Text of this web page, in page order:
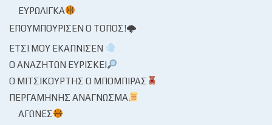
ΕΥΡΩΛΊΓΚΑ
ΕΠΟΥΜΠΟΎΡΙΣΕΝ Ο ΤΌΠΟΣ!🌩
ΈΤΣΙ ΜΟΥ ΕΚΆΠΝΙΣΕΝ
Ο ΑΝΑΖΗΤΏΝ ΕΥΡΊΣΚΕΙ
Ο ΜΙΤΣΙΚΟΥΡΤΉΣ Ο ΜΠΌΜΠΙΡΑΣ
ΠΕΡΓΑΜΗΝΉΣ ΑΝΆΓΝΩΣΜΑ
ΑΓΏΝΕΣ